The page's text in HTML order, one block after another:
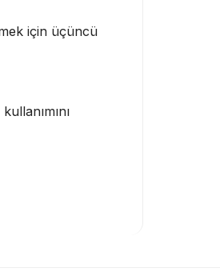
için üçüncü